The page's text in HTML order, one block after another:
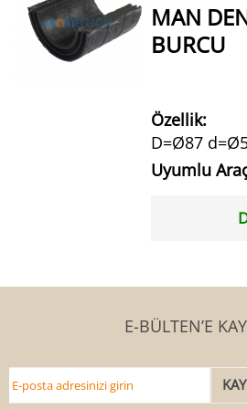
MAN
BURCU
Özellik:
D=Ø87
Uyumlu
E-BÜLTEN’E